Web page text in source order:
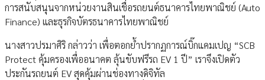
การสนับสนุนจากหน่วยงานสินเชื่อรถยนต์ธนาคารไทยพาณิชย์ (Auto
Finance) และธุรกิจบัตรธนาคารไทยพาณิชย์
นางสาวปรมาศิริ กล่าวว่า เพื่อตอกย้ำปรากฏการณ์บิ๊กแคมเปญ “SCB
Protect คุ้มครองเพื่ออนาคต ลุ้นขับฟรีรถ EV 1 ปี” เราจึงเปิดตัว
ประกันรถยนต์ EV สุดคุ้มผ่านช่องทางดิจิทัล